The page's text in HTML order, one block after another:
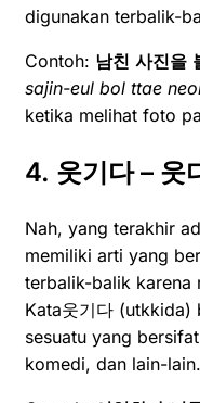
digunakan terbalik-
Contoh: 남친 사진을
sajin-eul bol ttae
ketika melihat foto
4. 웃기다 – 웃
Nah, yang terakhir
memiliki arti yang
terbalik-balik karena
Kata웃기다 (utkkida)
sesuatu yang
komedi, dan lain-lain.